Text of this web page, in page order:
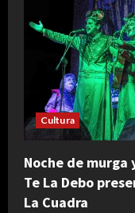
Cultura
Noche de murga
Te La Debo
La Cuadra